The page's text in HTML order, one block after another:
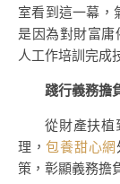
室看到這一幕，
是因為對財富庸
人工作培訓完成
踐行義務擔
從財產扶植
理，包養甜心網
策，彰顯義務擔